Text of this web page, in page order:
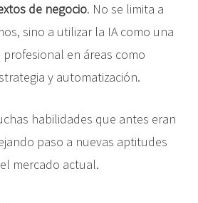
de negocio. No se limita a
sino a utilizar la IA como una
en áreas como
y automatización.
habilidades que antes eran
paso a nuevas aptitudes
mercado actual.